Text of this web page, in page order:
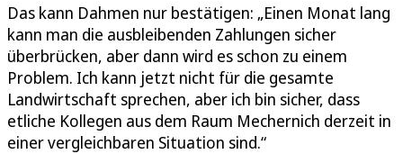
Das kann Dahmen nur bestätigen: „Einen Monat lang
kann man die ausbleibenden Zahlungen sicher
überbrücken, aber dann wird es schon zu einem
Problem. Ich kann jetzt nicht für die gesamte
Landwirtschaft sprechen, aber ich bin sicher, dass
etliche Kollegen aus dem Raum Mechernich derzeit in
einer vergleichbaren Situation sind.“